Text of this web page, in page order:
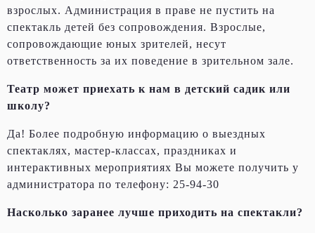
взрослых. Администрация в праве не пустить на
спектакль детей без сопровождения. Взрослые,
сопровождающие юных зрителей, несут
ответственность за их поведение в зрительном зале.
Театр может приехать к нам в детский садик или
школу?
Да! Более подробную информацию о выездных
спектаклях, мастер-классах, праздниках и
интерактивных мероприятиях Вы можете получить у
администратора по телефону: 25-94-30
Насколько заранее лучше приходить на спектакли?